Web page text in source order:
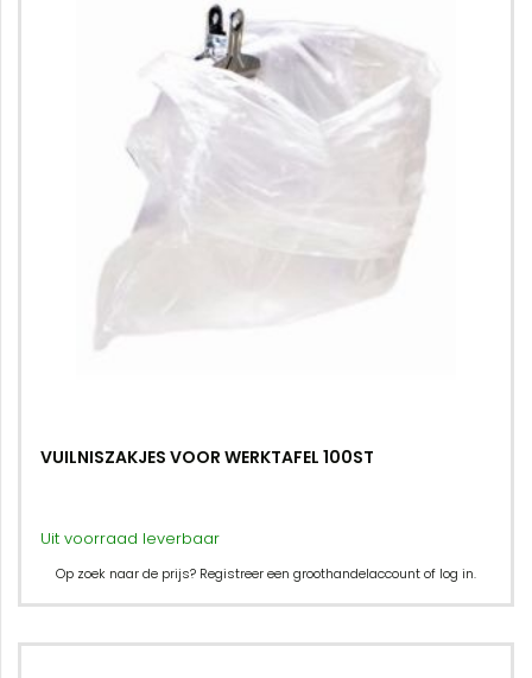
VUILNISZAKJES VOOR WERKTAFEL 100ST
Uit voorraad leverbaar
Op zoek naar de prijs? Registreer een groothandelaccount of log in.